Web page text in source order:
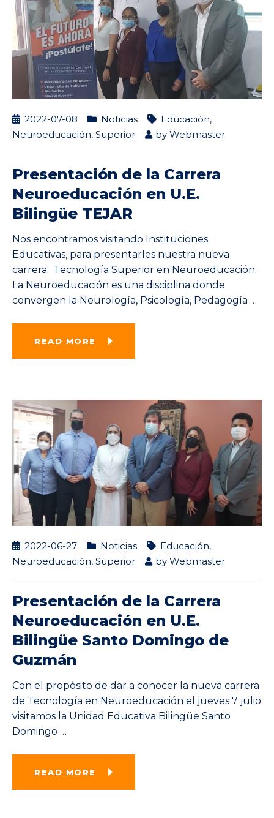
2022-07-08 Noticias Educación,
Neuroeducación, Superior by Webmaster
Presentación de la Carrera
Neuroeducación en U.E.
Bilingüe TEJAR
Nos encontramos visitando Instituciones
Educativas, para presentarles nuestra nueva
carrera: Tecnología Superior en Neuroeducación.
La Neuroeducación es una disciplina donde
convergen la Neurología, Psicología, Pedagogía …
READ MORE
2022-06-27 Noticias Educación,
Neuroeducación, Superior by Webmaster
Presentación de la Carrera
Neuroeducación en U.E.
Bilingüe Santo Domingo de
Guzmán
Con el propósito de dar a conocer la nueva carrera
de Tecnología en Neuroeducación el jueves 7 julio
visitamos la Unidad Educativa Bilingüe Santo
Domingo …
READ MORE